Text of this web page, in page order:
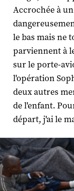
Accrochée à
le bas mais ne
parviennent à
sur le porte-
l'opération
deux autres
de l'enfant.
départ, j'ai le